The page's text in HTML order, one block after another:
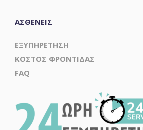
ΑΣΘΕΝΕΙΣ
ΕΞΥΠΗΡΕΤΗΣΗ
ΚΟΣΤΟΣ ΦΡΟΝΤΙΔΑΣ
FAQ